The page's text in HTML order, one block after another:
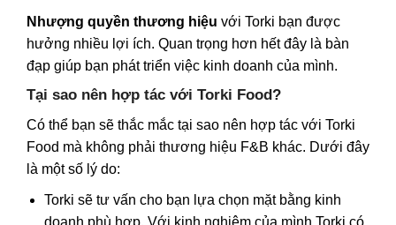
Nhượng quyền thương hiệu với Torki bạn được
hưởng nhiều lợi ích. Quan trọng hơn hết đây là bàn
đạp giúp bạn phát triển việc kinh doanh của mình.
Tại sao nên hợp tác với Torki Food?
Có thể bạn sẽ thắc mắc tại sao nên hợp tác với Torki
Food mà không phải thương hiệu F&B khác. Dưới đây
là một số lý do:
Torki sẽ tư vấn cho bạn lựa chọn mặt bằng kinh